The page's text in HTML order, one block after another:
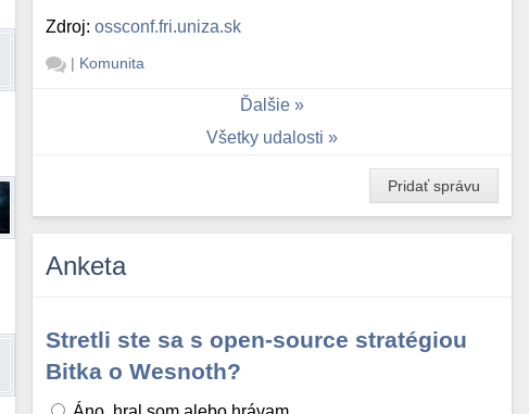
Zdroj:ossconf.fri.uniza.sk
| Komunita
Ďalšie
Všetky udalosti
Pridať správu
Anketa
Stretli ste sa s open-source stratégiou
Bitka o Wesnoth?